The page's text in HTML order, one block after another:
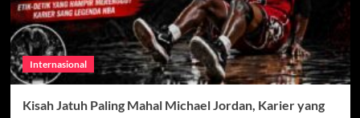
Internasional
Kisah Jatuh Paling Mahal Michael Jordan, Karier yang